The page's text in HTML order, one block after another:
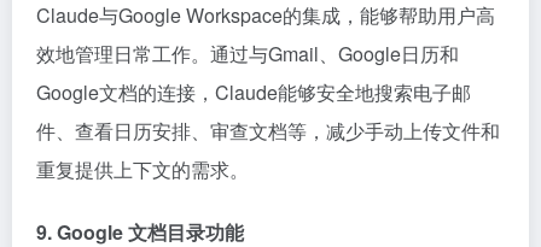
Claude与Google Workspace的集成，能够帮助用户高
效地管理日常工作。通过与Gmail、Google日历和
Google文档的连接，Claude能够安全地搜索电子邮
件、查看日历安排、审查文档等，减少手动上传文件和
重复提供上下文的需求。
9. Google 文档目录功能